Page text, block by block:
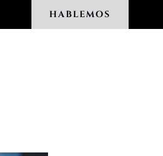
HABLEMOS